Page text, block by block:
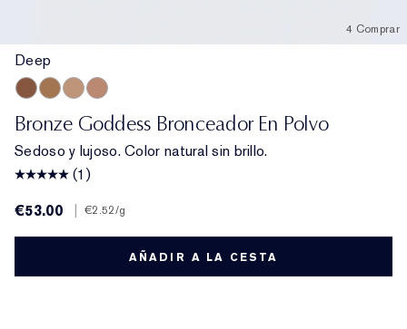
4 Comprar
Deep
Bronze Goddess Bronceador En Polvo
Sedoso y lujoso. Color natural sin brillo.
(1)
€53.00
€2.52/g
AÑADIR A LA CESTA